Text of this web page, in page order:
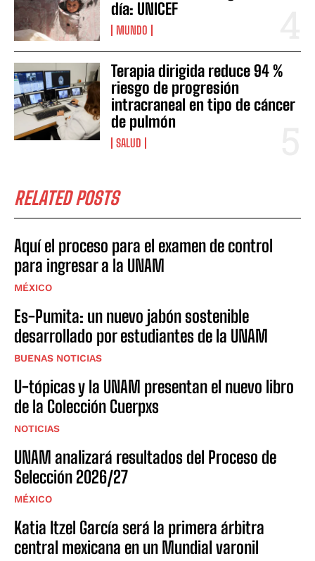
día: UNICEF
MUNDO
Terapia dirigida reduce 94 %
riesgo de progresión
intracraneal en tipo de cáncer
de pulmón
SALUD
RELATED POSTS
Aquí el proceso para el examen de control
para ingresar a la UNAM
MÉXICO
Es-Pumita: un nuevo jabón sostenible
desarrollado por estudiantes de la UNAM
BUENAS NOTICIAS
U-tópicas y la UNAM presentan el nuevo libro
de la Colección Cuerpxs
NOTICIAS
UNAM analizará resultados del Proceso de
Selección 2026/27
MÉXICO
Katia Itzel García será la primera árbitra
central mexicana en un Mundial varonil